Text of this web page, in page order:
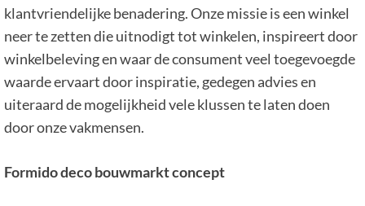
klantvriendelijke benadering. Onze missie is een winkel
neer te zetten die uitnodigt tot winkelen, inspireert door
winkelbeleving en waar de consument veel toegevoegde
waarde ervaart door inspiratie, gedegen advies en
uiteraard de mogelijkheid vele klussen te laten doen
door onze vakmensen.
Formido deco bouwmarkt concept